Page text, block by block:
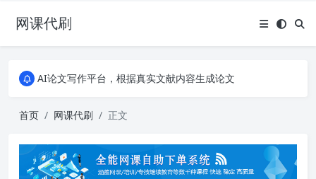
网课代刷
全能网课平台，大学生网课、成教、培训、继续教育。现已接入代刷代考项目3000+
首页 网课代刷 正文